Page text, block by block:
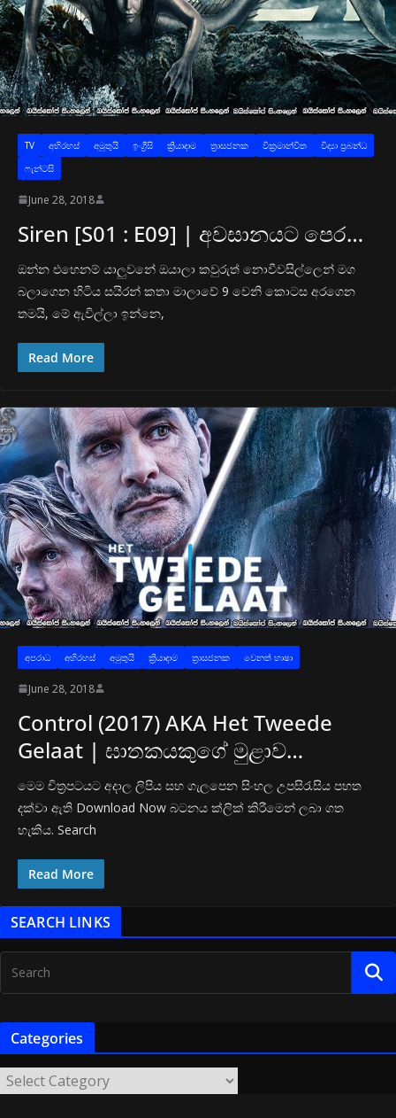
TV අභිරහස් අමුතුයි ඉංග්‍රීසි ක්‍රියාදාම ත්‍රාසජනක වික්‍රමාන්විත
විද්‍යා ප්‍රබන්ධ
ෆැන්ටසි
June 28, 2018
Siren [S01 : E09] | අවසානයට පෙර…
ඔන්න එහෙනම් යාලුවනේ ඔයාලා කවුරුත් නොවීවසිල්ලෙන් මග
බලාගෙන හිටිය සයිරන් කතා මාලාවේ 9 වෙනි කොටස අරගෙන
තමයි, මේ ඇවිල්ලා ඉන්නෙ,
Read More
අප‍රාධ අභිරහස් අමුතුයි ක්‍රියාදාම ත්‍රාසජනක වෙනත් භාෂා
June 28, 2018
Control (2017) AKA Het Tweede
Gelaat | ඝාතකයකුගේ මුළාව…
මෙම චිත්‍රපටයට අදාල ලිපිය සහ ගැලපෙන සිංහල උපසිරැසිය පහත
දක්වා ඇති Download Now බටනය ක්ලික් කිරීමෙන් ලබා ගත
හැකිය. Search
Read More
SEARCH LINKS
Categories